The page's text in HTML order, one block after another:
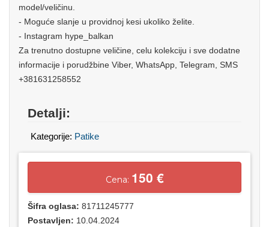
model/veličinu.
- Moguće slanje u providnoj kesi ukoliko želite.
- Instagram hype_balkan
Za trenutno dostupne veličine, celu kolekciju i sve dodatne
informacije i porudžbine Viber, WhatsApp, Telegram, SMS
+381631258552
Detalji:
Kategorije: Patike
Cena: 150 €
Šifra oglasa: 81711245777
Postavljen: 10.04.2024